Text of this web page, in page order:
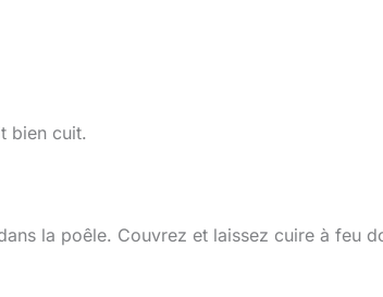
bien cuit.
la poêle. Couvrez et laissez cuire à feu